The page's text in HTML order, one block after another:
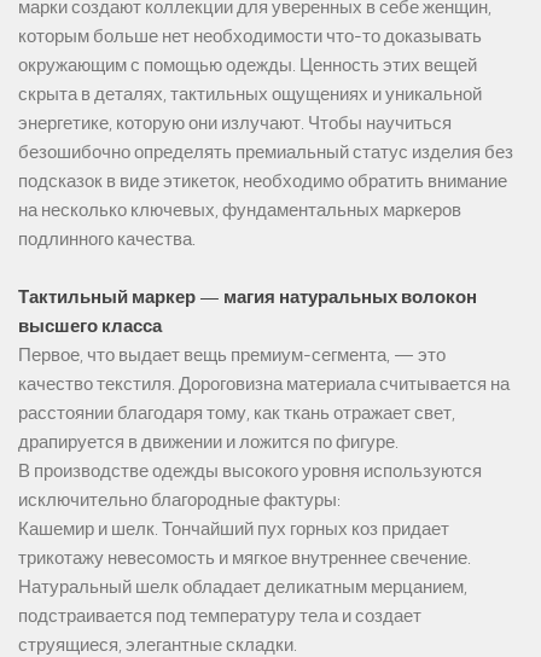
марки создают коллекции для уверенных в себе женщин,
которым больше нет необходимости что-то доказывать
окружающим с помощью одежды. Ценность этих вещей
скрыта в деталях, тактильных ощущениях и уникальной
энергетике, которую они излучают. Чтобы научиться
безошибочно определять премиальный статус изделия без
подсказок в виде этикеток, необходимо обратить внимание
на несколько ключевых, фундаментальных маркеров
подлинного качества.
Тактильный маркер — магия натуральных волокон
высшего класса
Первое, что выдает вещь премиум-сегмента, — это
качество текстиля. Дороговизна материала считывается на
расстоянии благодаря тому, как ткань отражает свет,
драпируется в движении и ложится по фигуре.
В производстве одежды высокого уровня используются
исключительно благородные фактуры:
Кашемир и шелк. Тончайший пух горных коз придает
трикотажу невесомость и мягкое внутреннее свечение.
Натуральный шелк обладает деликатным мерцанием,
подстраивается под температуру тела и создает
струящиеся, элегантные складки.